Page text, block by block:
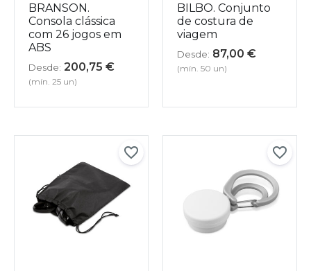
BRANSON.
Consola clássica
com 26 jogos em
ABS
Desde: 200,75 €
(mín. 25 un)
BILBO. Conjunto
de costura de
viagem
Desde: 87,00 €
(mín. 50 un)